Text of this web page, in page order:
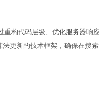
构代码层级、优化服务器响
更新的技术框架，确保在搜